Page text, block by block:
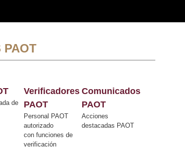
PAOT
de
Verificadores
PAOT
Personal PAOT
autorizado
con funciones de
verificación
Comunicados
PAOT
Acciones
destacadas PAOT